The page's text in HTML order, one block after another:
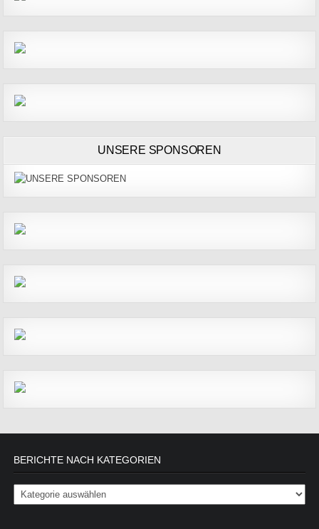
UNSERE SPONSOREN
BERICHTE NACH KATEGORIEN
Berichte nach Kategorien